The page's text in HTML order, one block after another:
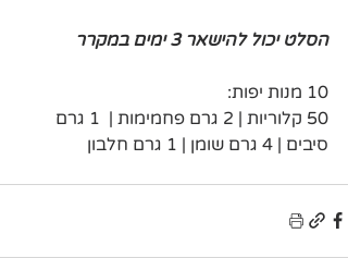
הסלט יכול להישאר 3 ימים במקרר
10 מנות יפות:
50 קלוריות | 2 גרם פחמימות |  1 גרם
סיבים | 4 גרם שומן | 1 גרם חלבון